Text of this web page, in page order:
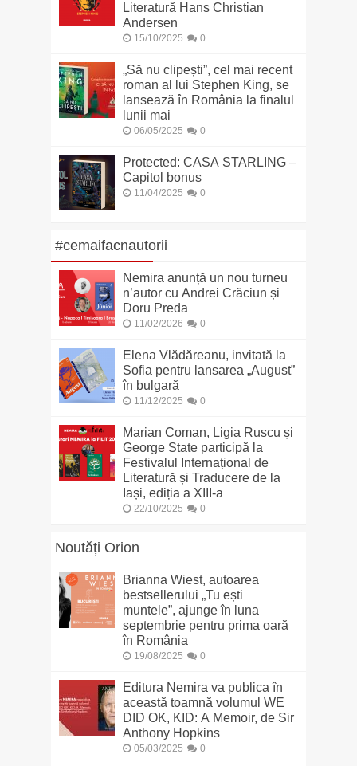
Literatură Hans Christian
Andersen
15/10/2025 0
„Să nu clipești”, cel mai recent
roman al lui Stephen King, se
lansează în România la finalul
lunii mai
06/05/2025 0
Protected: CASA STARLING –
Capitol bonus
11/04/2025 0
#cemaifacnautorii
Nemira anunță un nou turneu
n’autor cu Andrei Crăciun și
Doru Preda
11/02/2026 0
Elena Vlădăreanu, invitată la
Sofia pentru lansarea „August”
în bulgară
11/12/2025 0
Marian Coman, Ligia Ruscu și
George State participă la
Festivalul Internațional de
Literatură și Traducere de la
Iași, ediția a XIII-a
22/10/2025 0
Noutăți Orion
Brianna Wiest, autoarea
bestsellerului „Tu ești
muntele”, ajunge în luna
septembrie pentru prima oară
în România
19/08/2025 0
Editura Nemira va publica în
această toamnă volumul WE
DID OK, KID: A Memoir, de Sir
Anthony Hopkins
05/03/2025 0